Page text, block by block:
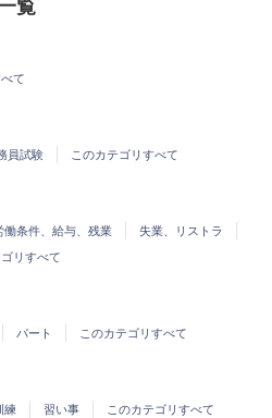
覧
て
員試験 このカテゴリすべて
働条件、給与、残業
失業、リストラ
リすべて
パート このカテゴリすべて
練 習い事 このカテゴリすべて